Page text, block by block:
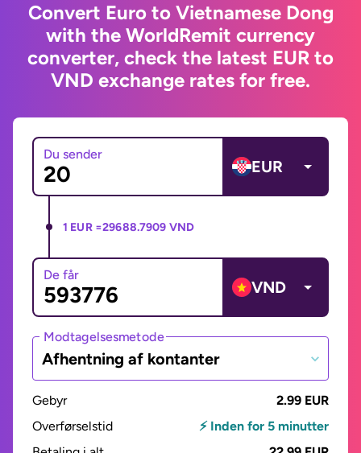
Convert Euro to Vietnamese Dong
with the WorldRemit currency
converter, check the latest EUR to
VND exchange rates for free.
Du sender
EUR
1 EUR =29688.7909 VND
De får
VND
Modtagelsesmetode
Afhentning af kontanter
Gebyr
2.99 EUR
Overførselstid
⚡ Inden for 5 minutter